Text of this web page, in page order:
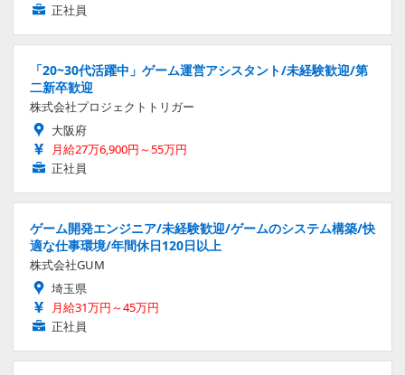
正社員
「20~30代活躍中」ゲーム運営アシスタント/未経験歓迎/第
二新卒歓迎
株式会社プロジェクトトリガー
大阪府
月給27万6,900円～55万円
正社員
ゲーム開発エンジニア/未経験歓迎/ゲームのシステム構築/快
適な仕事環境/年間休日120日以上
株式会社GUM
埼玉県
月給31万円～45万円
正社員